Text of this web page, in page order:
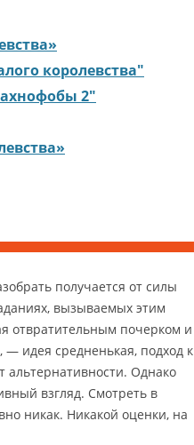
королевства"
2"
получается от силы
вызываемых этим
отвратительным почерком и
— идея средненькая, подход к
альтернативности. Однако
взгляд. Смотреть в
никак. Никакой оценки, на